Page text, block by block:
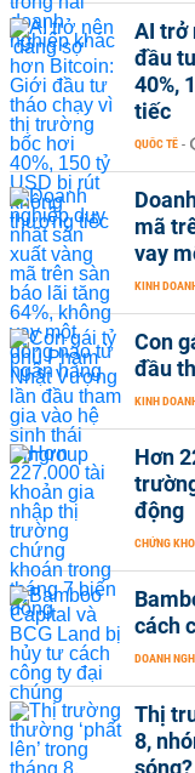
AI trở
đầu
40%,
tiếc
QUỐC TẾ -
mã
vay
KINH
Con
đầu
KINH
Hơn
động
CHỨNG
cách
DOANH
Thị
8,
sóng?